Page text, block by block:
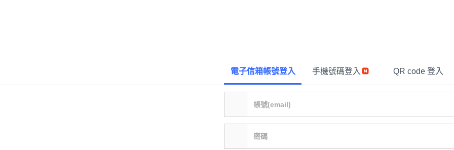
電子信箱帳號登入 手機號碼登入 QR code 登入